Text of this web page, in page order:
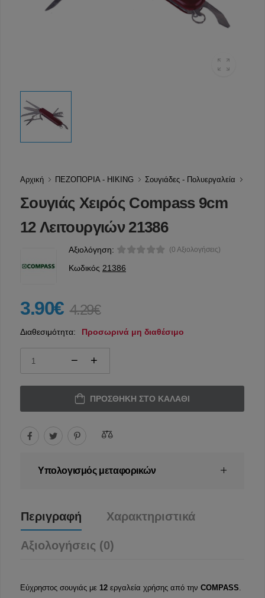
Αρχική ΠΕΖΟΠΟΡΙΑ - HIKING Σουγιάδες - Πολυεργαλεία
Σουγιάς Χειρός Compass 9cm
12 Λειτουργιών 21386
Αξιολόγηση: (0 Αξιολογήσεις)
Κωδικός 21386
3.90€ 4.29€
Διαθεσιμότητα: Προσωρινά μη διαθέσιμο
ΠΡΟΣΘΉΚΗ ΣΤΟ ΚΑΛΆΘΙ
Υπολογισμός μεταφορικών
Περιγραφή Χαρακτηριστικά
Αξιολογήσεις (0)
Εύχρηστος σουγιάς με 12 εργαλεία χρήσης από την COMPASS.